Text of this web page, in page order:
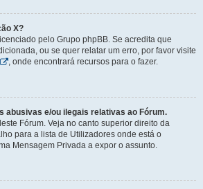
X?
pelo Grupo phpBB. Se acredita que
ou se quer relatar um erro, por favor visite
, onde encontrará recursos para o fazer.
abusivas e/ou ilegais relativas ao Fórum.
Fórum. Veja no canto superior direito da
para a lista de Utilizadores onde está o
Mensagem Privada a expor o assunto.